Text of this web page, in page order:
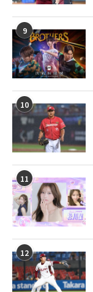
9
10
11
12